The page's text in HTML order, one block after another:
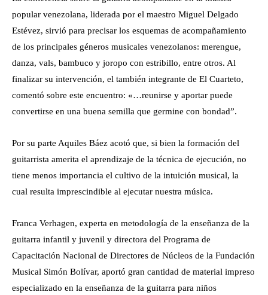
popular venezolana, liderada por el maestro Miguel Delgado
Estévez, sirvió para precisar los esquemas de acompañamiento
de los principales géneros musicales venezolanos: merengue,
danza, vals, bambuco y joropo con estribillo, entre otros. Al
finalizar su intervención, el también integrante de El Cuarteto,
comentó sobre este encuentro: «…reunirse y aportar puede
convertirse en una buena semilla que germine con bondad”.
Por su parte Aquiles Báez acotó que, si bien la formación del
guitarrista amerita el aprendizaje de la técnica de ejecución, no
tiene menos importancia el cultivo de la intuición musical, la
cual resulta imprescindible al ejecutar nuestra música.
Franca Verhagen, experta en metodología de la enseñanza de la
guitarra infantil y juvenil y directora del Programa de
Capacitación Nacional de Directores de Núcleos de la Fundación
Musical Simón Bolívar, aportó gran cantidad de material impreso
especializado en la enseñanza de la guitarra para niños